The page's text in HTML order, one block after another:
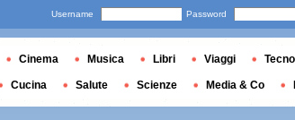
Username Password
Cinema Musica Libri Viaggi
Cucina Salute Scienze Media & Co